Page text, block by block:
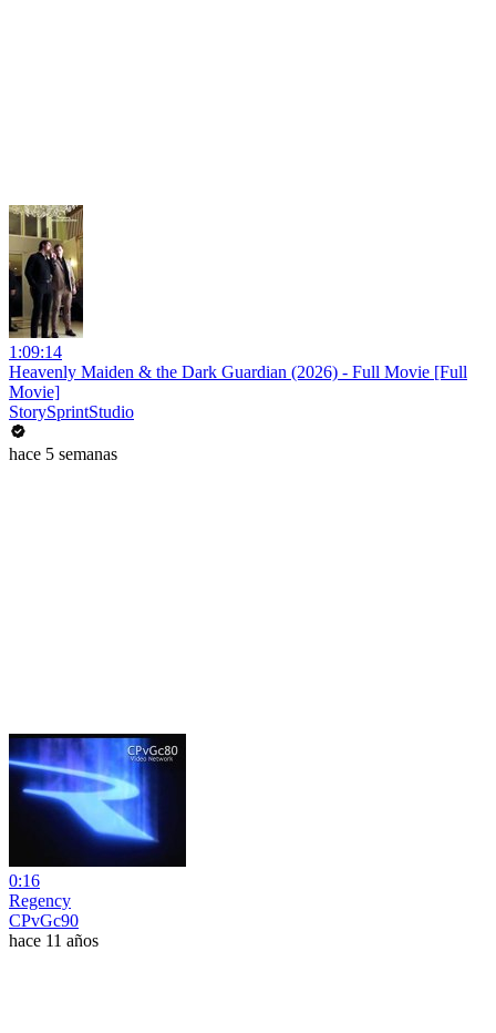
1:09:14
Heavenly Maiden & the Dark Guardian (2026) - Full Movie [Full
Movie]
StorySprintStudio
hace 5 semanas
0:16
Regency
CPvGc90
hace 11 años